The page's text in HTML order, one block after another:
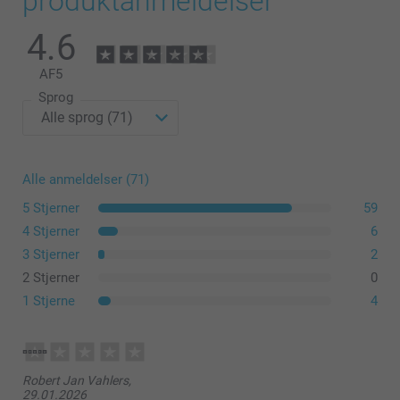
rammer
4.6
AF5
Sprog
Alle anmeldelser (71)
5 Stjerner
59
4 Stjerner
6
3 Stjerner
2
2 Stjerner
0
1 Stjerne
4
Robert Jan Vahlers,
29.01.2026